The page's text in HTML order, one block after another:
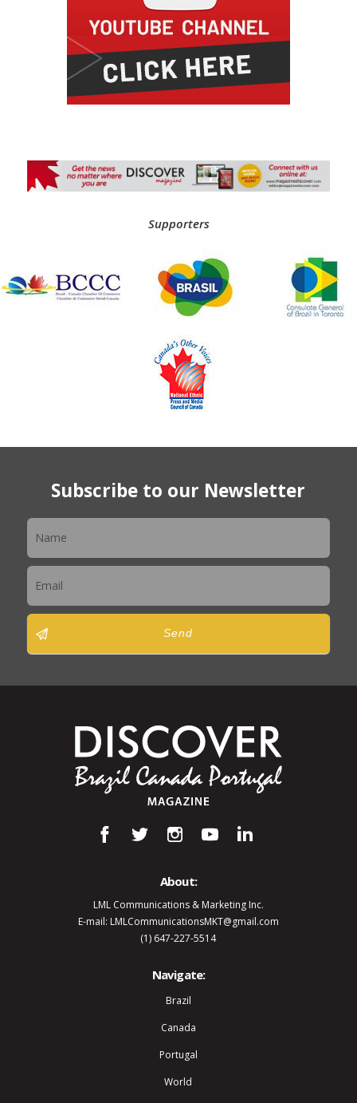
Supporters
Subscribe to our Newsletter
Send
About:
LML Communications & Marketing Inc.
E-mail: LMLCommunicationsMKT@gmail.com
(1) 647-227-5514
Navigate:
Brazil
Canada
Portugal
World